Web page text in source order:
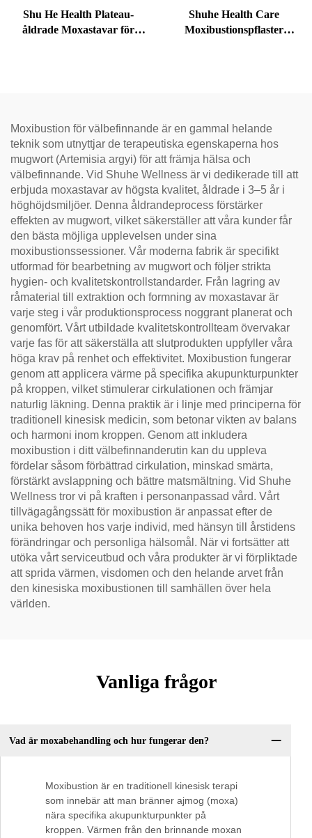
Shu He Health Plateau-
åldrade Moxastavar för
Shuhe Health Care
Moxibustionspflaster
Moxibustion för välbefinnande är en gammal helande
teknik som utnyttjar de terapeutiska egenskaperna hos
mugwort (Artemisia argyi) för att främja hälsa och
välbefinnande. Vid Shuhe Wellness är vi dedikerade till att
erbjuda moxastavar av högsta kvalitet, åldrade i 3–5 år i
höghöjdsmiljöer. Denna åldrandeprocess förstärker
effekten av mugwort, vilket säkerställer att våra kunder får
den bästa möjliga upplevelsen under sina
moxibustionssessioner. Vår moderna fabrik är specifikt
utformad för bearbetning av mugwort och följer strikta
hygien- och kvalitetskontrollstandarder. Från lagring av
råmaterial till extraktion och formning av moxastavar är
varje steg i vår produktionsprocess noggrant planerat och
genomfört. Vårt utbildade kvalitetskontrollteam övervakar
varje fas för att säkerställa att slutprodukten uppfyller våra
höga krav på renhet och effektivitet. Moxibustion fungerar
genom att applicera värme på specifika akupunkturpunkter
på kroppen, vilket stimulerar cirkulationen och främjar
naturlig läkning. Denna praktik är i linje med principerna för
traditionell kinesisk medicin, som betonar vikten av balans
och harmoni inom kroppen. Genom att inkludera
moxibustion i ditt välbefinnanderutin kan du uppleva
fördelar såsom förbättrad cirkulation, minskad smärta,
förstärkt avslappning och bättre matsmältning. Vid Shuhe
Wellness tror vi på kraften i personanpassad vård. Vårt
tillvägagångssätt för moxibustion är anpassat efter de
unika behoven hos varje individ, med hänsyn till årstidens
förändringar och personliga hälsomål. När vi fortsätter att
utöka vårt serviceutbud och våra produkter är vi förpliktade
att sprida värmen, visdomen och den helande arvet från
den kinesiska moxibustionen till samhällen över hela
världen.
Vanliga frågor
Vad är moxabehandling och hur fungerar den?
Moxibustion är en traditionell kinesisk terapi
som innebär att man bränner ajmog (moxa)
nära specifika akupunkturpunkter på
kroppen. Värmen från den brinnande moxan